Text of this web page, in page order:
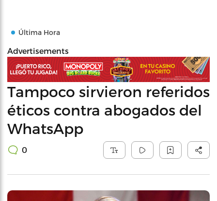
Última Hora
Advertisements
Tampoco sirvieron referidos
éticos contra abogados del
WhatsApp
0